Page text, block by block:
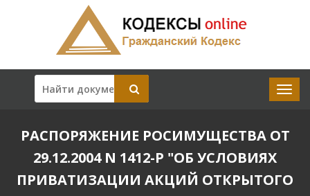
РАСПОРЯЖЕНИЕ РОСИМУЩЕСТВА ОТ
29.12.2004 N 1412-Р "ОБ УСЛОВИЯХ
ПРИВАТИЗАЦИИ АКЦИЙ ОТКРЫТОГО